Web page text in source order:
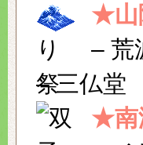
★山
– 荒
– 三仏堂
★南